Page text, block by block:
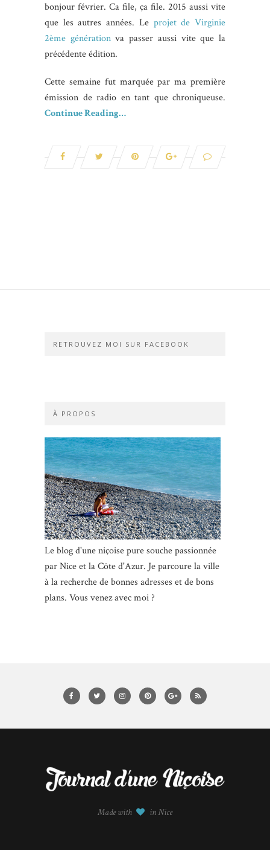
bonjour février. Ca file, ça file. 2015 aussi vite
que les autres années. Le projet de Virginie
2ème générationva passer aussi vite que la
précédente édition.
Cette semaine fut marquée par ma première
émission de radio en tant que chroniqueuse.
Continue Reading…
RETROUVEZ MOI SUR FACEBOOK
À PROPOS
Le blog d'une niçoise pure souche passionnée
par Nice et la Côte d'Azur. Je parcoure la ville
à la recherche de bonnes adresses et de bons
plans. Vous venez avec moi ?
Made with in Nice